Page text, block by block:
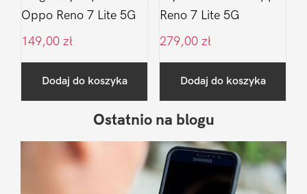
Oppo Reno 7 Lite 5G
149,00 zł
Dodaj do koszyka
Reno 7 Lite 5G
279,00 zł
Dodaj do koszyka
Sidebar
Ostatnio na blogu